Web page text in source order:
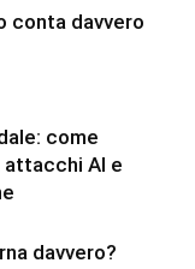
conta davvero
come
AI e
davvero?